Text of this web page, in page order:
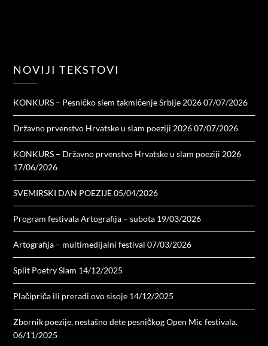
NOVIJI TEKSTOVI
KONKURS – Pesničko slem takmičenje Srbije 2026 07/07/2026
Državno prvenstvo Hrvatske u slam poeziji 2026 07/07/2026
KONKURS – Državno prvenstvo Hrvatske u slam poeziji 2026
17/06/2026
SVEMIRSKI DAN POEZIJE 05/04/2026
Program festivala Artografija – subota 19/03/2026
Artografija – multimedijalni festival 07/03/2026
Split Poetry Slam 14/12/2025
Plačipriča ili preradi ovo sisoje 14/12/2025
Zbornik poezije, nestašno dete pesničkog Open Mic festivala.
06/11/2025